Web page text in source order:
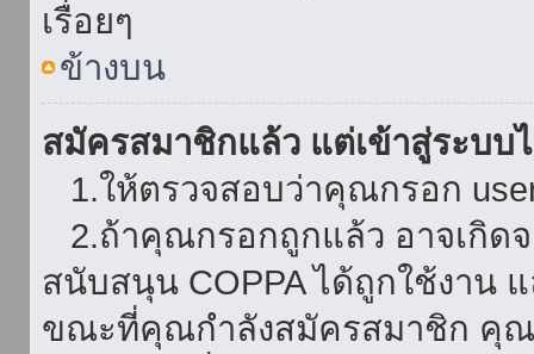
เรื่อยๆ
ข้างบน
สมัครสมาชิกแล้ว แต่เข้าสู่ระบบ
1.ให้ตรวจสอบว่าคุณกรอก
2.ถ้าคุณกรอกถูกแล้ว อาจเกิด
สนับสนุน COPPA ได้ถูกใช้งาน
ขณะที่คุณกำลังสมัครสมาชิก คุ